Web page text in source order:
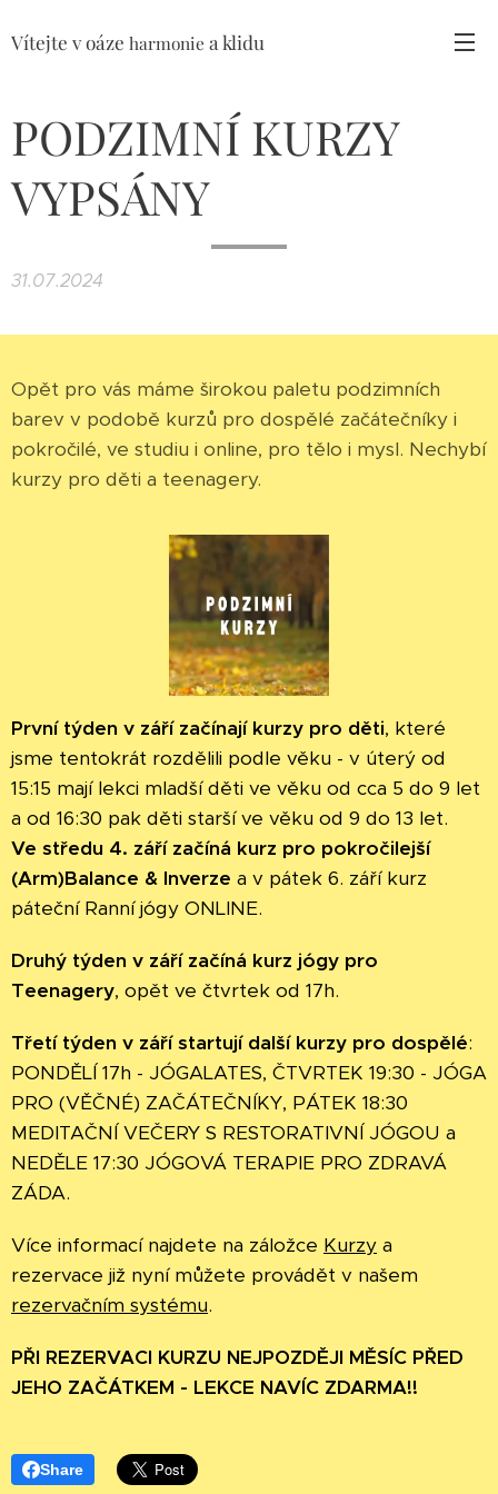
Vítejte v oáze harmonie a klidu
PODZIMNÍ KURZY
VYPSÁNY
31.07.2024
Opět pro vás máme širokou paletu podzimních
barev v podobě kurzů pro dospělé začátečníky i
pokročilé, ve studiu i online, pro tělo i mysl. Nechybí
kurzy pro děti a teenagery.
První týden v září začínají kurzy pro děti, které
jsme tentokrát rozdělili podle věku - v úterý od
15:15 mají lekci mladší děti ve věku od cca 5 do 9 let
a od 16:30 pak děti starší ve věku od 9 do 13 let.
Ve středu 4. září začíná kurz pro pokročilejší
(Arm)Balance & Inverze a v pátek 6. září kurz
páteční Ranní jógy ONLINE.
Druhý týden v září začíná kurz jógy pro
Teenagery, opět ve čtvrtek od 17h.
Třetí týden v září startují další kurzy pro dospělé:
PONDĚLÍ 17h - JÓGALATES, ČTVRTEK 19:30 - JÓGA
PRO (VĚČNÉ) ZAČÁTEČNÍKY, PÁTEK 18:30
MEDITAČNÍ VEČERY S RESTORATIVNÍ JÓGOU a
NEDĚLE 17:30 JÓGOVÁ TERAPIE PRO ZDRAVÁ
ZÁDA.
Více informací najdete na záložce Kurzy a
rezervace již nyní můžete provádět v našem
rezervačním systému.
PŘI REZERVACI KURZU NEJPOZDĚJI MĚSÍC PŘED
JEHO ZAČÁTKEM - LEKCE NAVÍC ZDARMA!!
Share